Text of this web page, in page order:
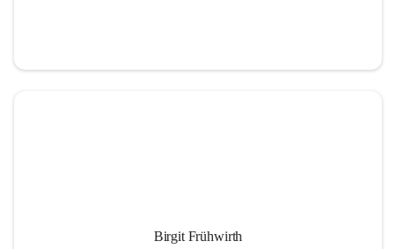
Birgit Frühwirth